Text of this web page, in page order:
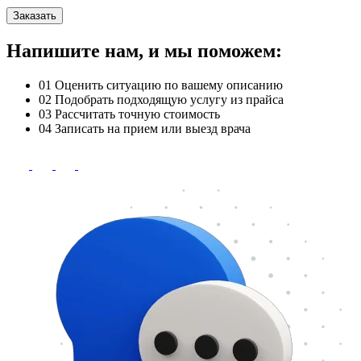
Заказать
Напишите нам, и мы поможем:
01 Оценить ситуацию по вашему описанию
02 Подобрать подходящую услугу из прайса
03 Рассчитать точную стоимость
04 Записать на прием или выезд врача